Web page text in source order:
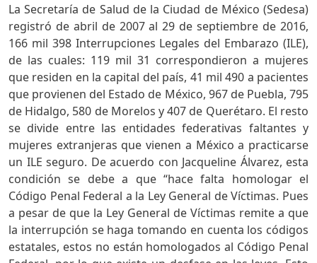
La Secretaría de Salud de la Ciudad de México (Sedesa)
registró de abril de 2007 al 29 de septiembre de 2016,
166 mil 398 Interrupciones Legales del Embarazo (ILE),
de las cuales: 119 mil 31 correspondieron a mujeres
que residen en la capital del país, 41 mil 490 a pacientes
que provienen del Estado de México, 967 de Puebla, 795
de Hidalgo, 580 de Morelos y 407 de Querétaro. El resto
se divide entre las entidades federativas faltantes y
mujeres extranjeras que vienen a México a practicarse
un ILE seguro. De acuerdo con Jacqueline Álvarez, esta
condición se debe a que “hace falta homologar el
Código Penal Federal a la Ley General de Víctimas. Pues
a pesar de que la Ley General de Víctimas remite a que
la interrupción se haga tomando en cuenta los códigos
estatales, estos no están homologados al Código Penal